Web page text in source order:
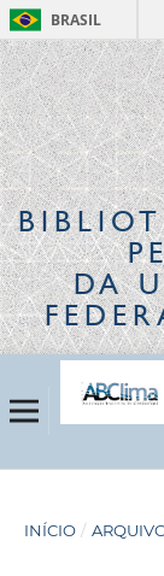
BRASIL
DA
INÍCIO /